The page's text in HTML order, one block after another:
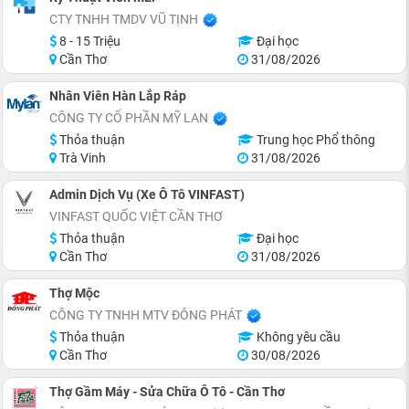
CTY TNHH TMDV VŨ TỊNH
8 - 15 Triệu
Đại học
Cần Thơ
31/08/2026
Nhân Viên Hàn Lắp Ráp
CÔNG TY CỔ PHẦN MỸ LAN
Thỏa thuận
Trung học Phổ thông
Trà Vinh
31/08/2026
Admin Dịch Vụ (Xe Ô Tô VINFAST)
VINFAST QUỐC VIỆT CẦN THƠ
Thỏa thuận
Đại học
Cần Thơ
31/08/2026
Thợ Mộc
CÔNG TY TNHH MTV ĐÔNG PHÁT
Thỏa thuận
Không yêu cầu
Cần Thơ
30/08/2026
Thợ Gầm Máy - Sửa Chữa Ô Tô - Cần Thơ